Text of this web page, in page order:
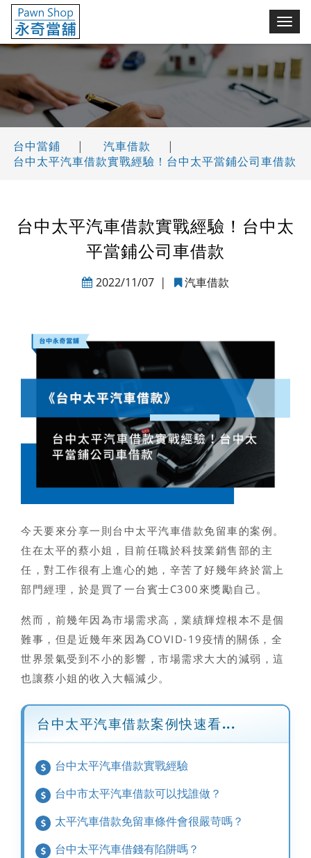
切
選
單
台中當鋪 | 汽車借款
|
台中太平汽車借款實戰經驗！台中太平當鋪公司車借款
台中太平汽車借款實戰經驗！台中太
平當鋪公司車借款
2022/11/07 | 汽車借款
今天要來分享一則台中太平汽車借款免留車的案例。
住在太平的蔡小姐，目前任職於科技業銷售部的主
任，對工作很有上進心的她，辛苦了好幾年終於當上
部門經理，於是買了一台賓士C300來獎勵自己。
然而，前幾年因為市場需求高，業績輝煌根本不是個
難事，但是近幾年來因為COVID-19疫情的關係，全
世界景氣受到不小的影響，市場需求大大的減弱，這
也讓蔡小姐的收入大幅減少。
台中太平汽車借款案例快速看...
台中太平汽車借款實戰經驗
台中市太平汽車借款可以找誰做？
太平汽車借款免留車條件會很嚴苛嗎？
台中太平汽車借錢有陷阱嗎？